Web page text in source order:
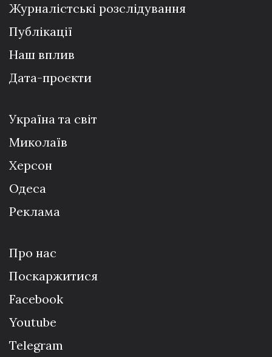
Журналістські розслідування
Публікації
Наш вплив
Дата-проєкти
Україна та світ
Миколаїв
Херсон
Одеса
Реклама
Про нас
Поскаржитися
Facebook
Youtube
Telegram